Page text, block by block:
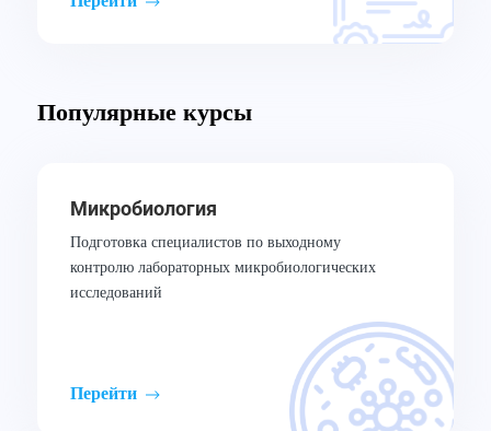
Популярные курсы
Микробиология
Подготовка специалистов по выходному
контролю лабораторных микробиологических
исследований
Перейти